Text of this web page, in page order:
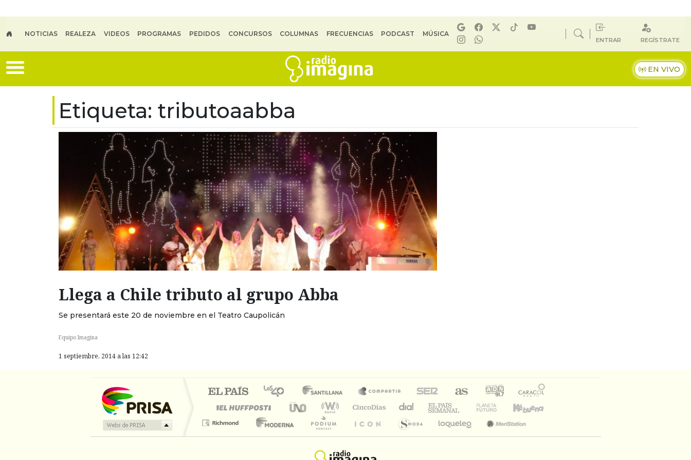
NOTICIAS REALEZA VIDEOS PROGRAMAS PEDIDOS CONCURSOS COLUMNAS FRECUENCIAS PODCAST MÚSICA
ENTRAR REGÍSTRATE
EN VIVO
Etiqueta: tributoaabba
Llega a Chile tributo al grupo Abba
Se presentará este 20 de noviembre en el Teatro Caupolicán
Equipo Imagina
1 septiembre, 2014 a las 12:42